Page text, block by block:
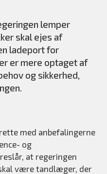
lemper
skal ejes af
ladeport for
er mere optaget af
og sikkerhed,
med anbefalingerne
og
at regeringen
være tandlæger, der